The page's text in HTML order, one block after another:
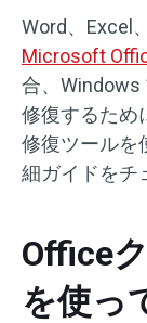
Word、Excel
Microsoft
合、Windows
修復するため
修復ツールを
細ガイドをチ
Office
を使っ